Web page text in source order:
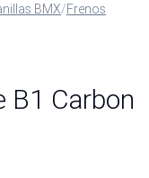
BMX/Frenos
B1 Carbon